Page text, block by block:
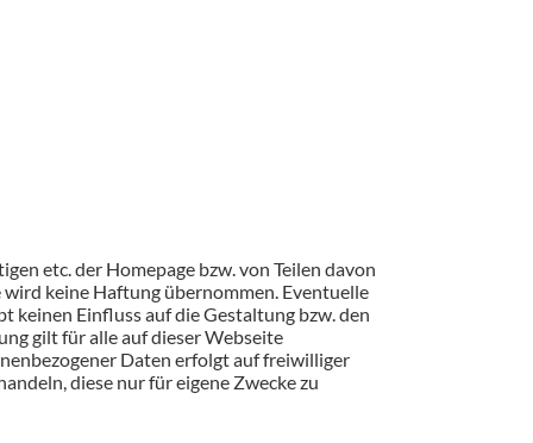
etc. der Homepage bzw. von Teilen davon
keine Haftung übernommen. Eventuelle
keinen Einfluss auf die Gestaltung bzw. den
gilt für alle auf dieser Webseite
Daten erfolgt auf freiwilliger
diese nur für eigene Zwecke zu